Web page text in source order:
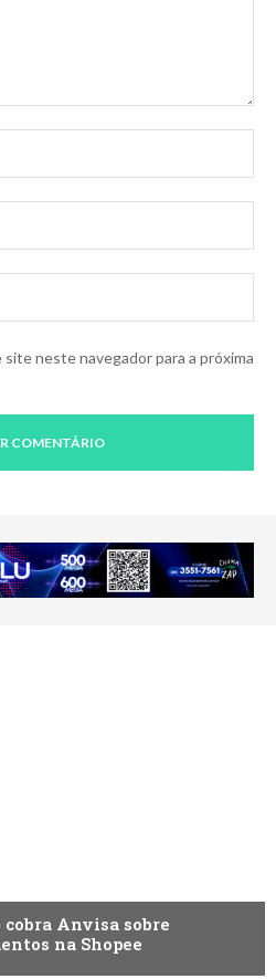
site neste navegador para a próxima
Anvisa sobre
na Shopee